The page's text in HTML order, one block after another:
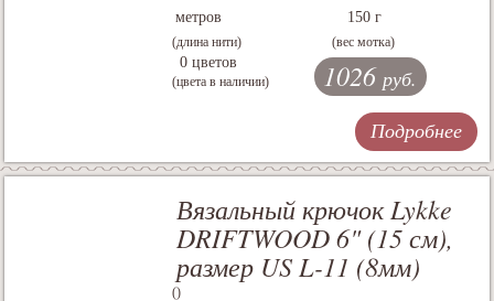
метров
(длина нити)
150 г
(вес мотка)
0 цветов
(цвета в наличии) 1026 руб.
Подробнее
Вязальный крючок Lykke
DRIFTWOOD 6" (15 см),
размер US L-11 (8мм)
()